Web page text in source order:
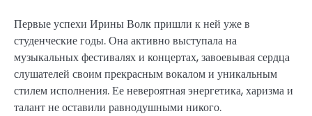
Первые успехи Ирины Волк пришли к ней уже в
студенческие годы. Она активно выступала на
музыкальных фестивалях и концертах, завоевывая сердца
слушателей своим прекрасным вокалом и уникальным
стилем исполнения. Ее невероятная энергетика, харизма и
талант не оставили равнодушными никого.